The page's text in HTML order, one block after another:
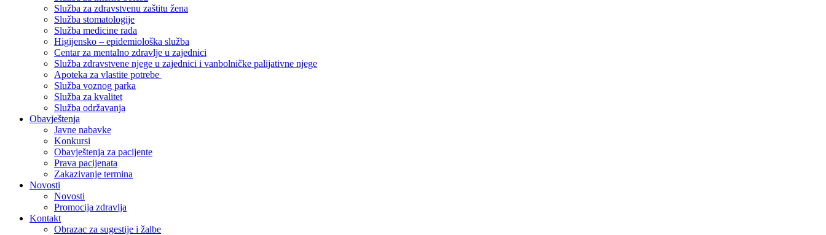
Služba za zdravstvenu zaštitu žena
Služba stomatologije
Služba medicine rada
Higijensko – epidemiološka služba
Centar za mentalno zdravlje u zajednici
Služba zdravstvene njege u zajednici i vanbolničke palijativne njege
Apoteka za vlastite potrebe
Služba voznog parka
Služba za kvalitet
Služba održavanja
Obavještenja
Javne nabavke
Konkursi
Obavještenja za pacijente
Prava pacijenata
Zakazivanje termina
Novosti
Novosti
Promocija zdravlja
Kontakt
Obrazac za sugestije i žalbe